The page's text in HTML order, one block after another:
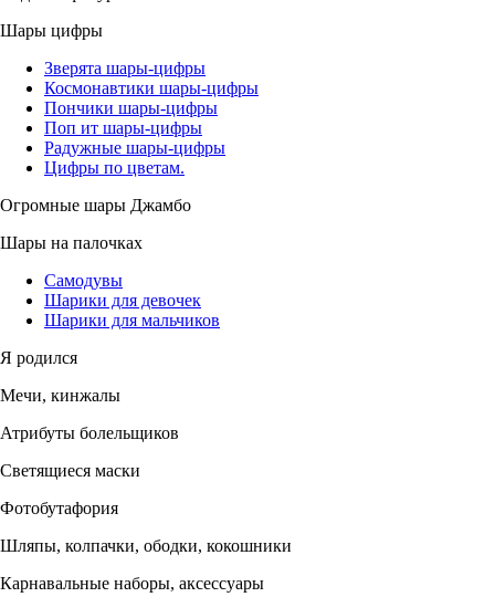
Шары цифры
Зверята шары-цифры
Космонавтики шары-цифры
Пончики шары-цифры
Поп ит шары-цифры
Радужные шары-цифры
Цифры по цветам.
Огромные шары Джамбо
Шары на палочках
Самодувы
Шарики для девочек
Шарики для мальчиков
Я родился
Мечи, кинжалы
Атрибуты болельщиков
Светящиеся маски
Фотобутафория
Шляпы, колпачки, ободки, кокошники
Карнавальные наборы, аксессуары